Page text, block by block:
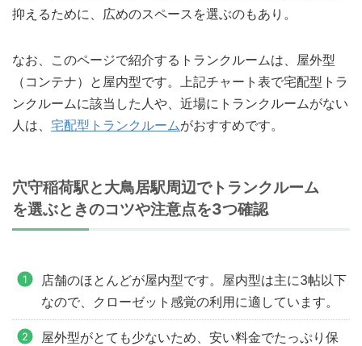
抑えるために、広めのスペースを選ぶのもあり。
なお、このページで紹介するトランクルームは、屋外型
（コンテナ）と屋内型です。上記チャート表で宅配型トラ
ンクルームに該当した人や、近場にトランクルームがない
人は、 宅配型トランクルームがおすすめです。
穴守稲荷駅と大鳥居駅周辺でトランクルーム
を選ぶときのコツや注意点を3つ確認
店舗のほとんどが屋内型です。屋内型は主に3帖以下
なので、クローゼット感覚の利用に適しています。
屋外型がとても少ないため、安い料金でたっぷり保